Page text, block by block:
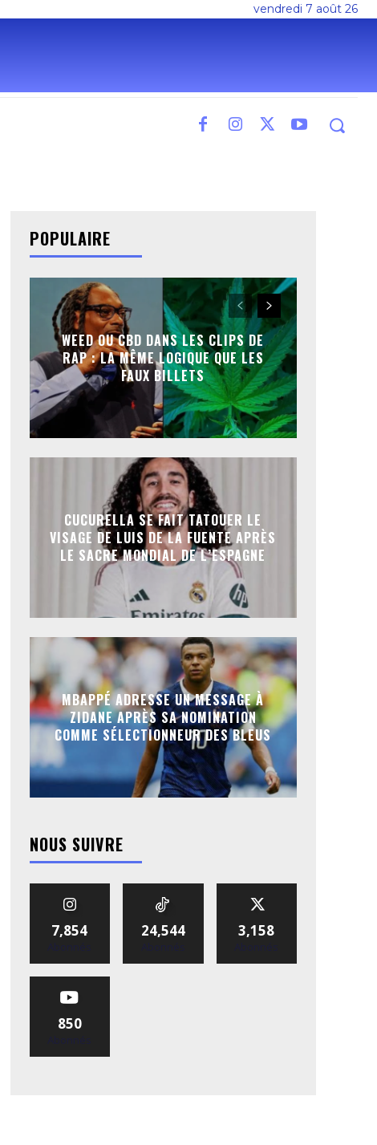
vendredi 7 août 26
POPULAIRE
WEED OU CBD DANS LES CLIPS DE
RAP : LA MÊME LOGIQUE QUE LES
FAUX BILLETS
CUCURELLA SE FAIT TATOUER LE
VISAGE DE LUIS DE LA FUENTE APRÈS
LE SACRE MONDIAL DE L’ESPAGNE
MBAPPÉ ADRESSE UN MESSAGE À
ZIDANE APRÈS SA NOMINATION
COMME SÉLECTIONNEUR DES BLEUS
NOUS SUIVRE
7,854
Abonnés
24,544
Abonnés
3,158
Abonnés
850
Abonnés